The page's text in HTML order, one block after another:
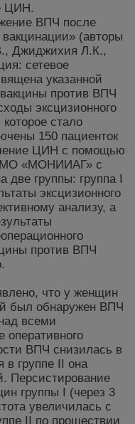
ЦИН.
ВПЧ после
(авторы
Джиджихия Л.К.,
сетевое
указанной
против ВПЧ
эксцизионного
стало
150 пациенток
ЦИН с помощью
МО «МОНИИАГ» с
две группы: группа I
эксцизионного
анализу, а
против ВПЧ
что у женщин
был обнаружен ВПЧ
всеми
ВПЧ снизилась в
в группе II она
Персистирование
группы I (через 3
увеличилась с
II по прошествии